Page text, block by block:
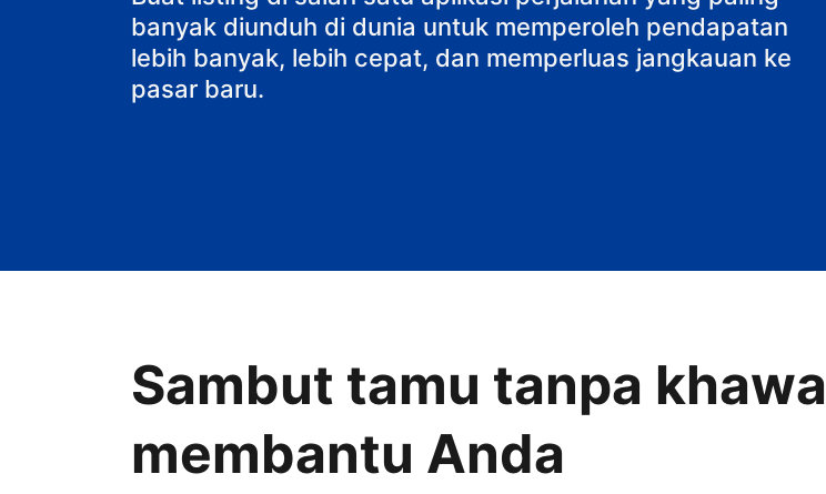
banyak diunduh di dunia untuk memperoleh pendapatan
lebih banyak, lebih cepat, dan memperluas jangkauan ke
pasar baru.
Sambut tamu tanpa
membantu Anda